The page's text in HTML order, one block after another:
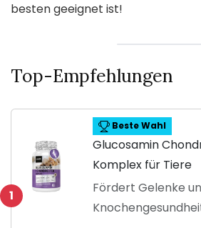
besten geeignet ist!
Top-Empfehlungen
1
Beste Wahl
Glucosamin
Komplex für Tiere
Fördert Gelenke